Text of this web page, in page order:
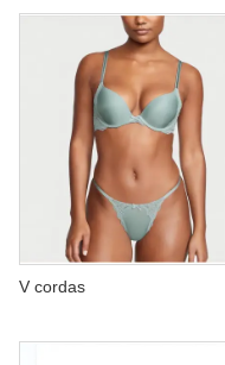
V cordas